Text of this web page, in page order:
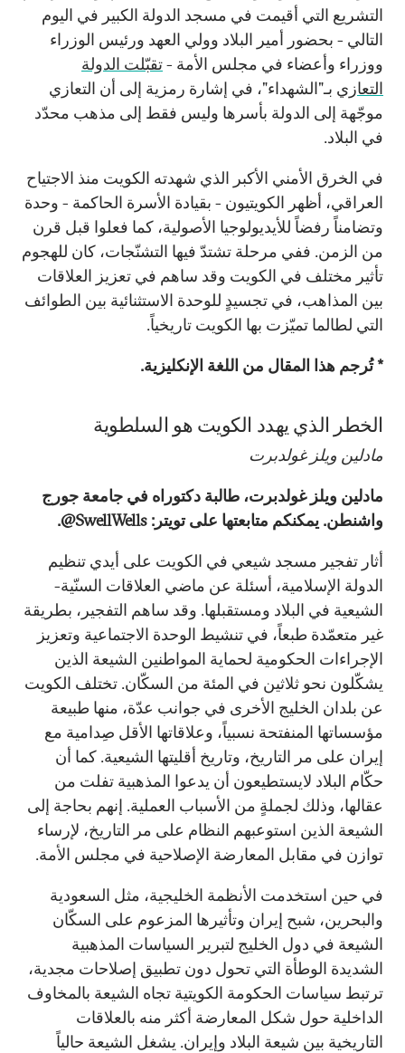
التشريع التي أقيمت في مسجد الدولة الكبير في اليوم
التالي - بحضور أمير البلاد وولي العهد ورئيس الوزراء
ووزراء وأعضاء في مجلس الأمة -تقبّلت الدولة
التعازي بـ"الشهداء"، في إشارة رمزية إلى أن التعازي
موجّهة إلى الدولة بأسرها وليس فقط إلى مذهب محدّد
في البلاد.
في الخرق الأمني الأكبر الذي شهدته الكويت منذ الاجتياح
العراقي، أظهر الكويتيون - بقيادة الأسرة الحاكمة - وحدة
وتضامناً رفضاً للأيديولوجيا الأصولية، كما فعلوا قبل قرن
من الزمن. ففي مرحلة تشتدّ فيها التشنّجات، كان للهجوم
تأثير مختلف في الكويت وقد ساهم في تعزيز العلاقات
بين المذاهب، في تجسيدٍ للوحدة الاستثنائية بين الطوائف
التي لطالما تميّزت بها الكويت تاريخياً.
* تُرجم هذا المقال من اللغة الإنكليزية.
الخطر الذي يهدد الكويت هو السلطوية
مادلين ويلز غولدبرت
مادلين ويلز غولدبرت، طالبة دكتوراه في جامعة جورج
واشنطن. يمكنكم متابعتها على تويتر: SwellWells@.
أثار تفجير مسجد شيعي في الكويت على أيدي تنظيم
الدولة الإسلامية، أسئلة عن ماضي العلاقات السنّية-
الشيعية في البلاد ومستقبلها. وقد ساهم التفجير، بطريقة
غير متعمّدة طبعاً، في تنشيط الوحدة الاجتماعية وتعزيز
الإجراءات الحكومية لحماية المواطنين الشيعة الذين
يشكّلون نحو ثلاثين في المئة من السكّان. تختلف الكويت
عن بلدان الخليج الأخرى في جوانب عدّة، منها طبيعة
مؤسساتها المنفتحة نسبياً، وعلاقاتها الأقل صِدامية مع
إيران على مر التاريخ، وتاريخ أقليتها الشيعية. كما أن
حكّام البلاد لايستطيعون أن يدعوا المذهبية تفلت من
عقالها، وذلك لجملةٍ من الأسباب العملية. إنهم بحاجة إلى
الشيعة الذين استوعبهم النظام على مر التاريخ، لإرساء
توازن في مقابل المعارضة الإصلاحية في مجلس الأمة.
في حين استخدمت الأنظمة الخليجية، مثل السعودية
والبحرين، شبح إيران وتأثيرها المزعوم على السكّان
الشيعة في دول الخليج لتبرير السياسات المذهبية
الشديدة الوطأة التي تحول دون تطبيق إصلاحات مجدية،
ترتبط سياسات الحكومة الكويتية تجاه الشيعة بالمخاوف
الداخلية حول شكل المعارضة أكثر منه بالعلاقات
التاريخية بين شيعة البلاد وإيران. يشغل الشيعة حالياً